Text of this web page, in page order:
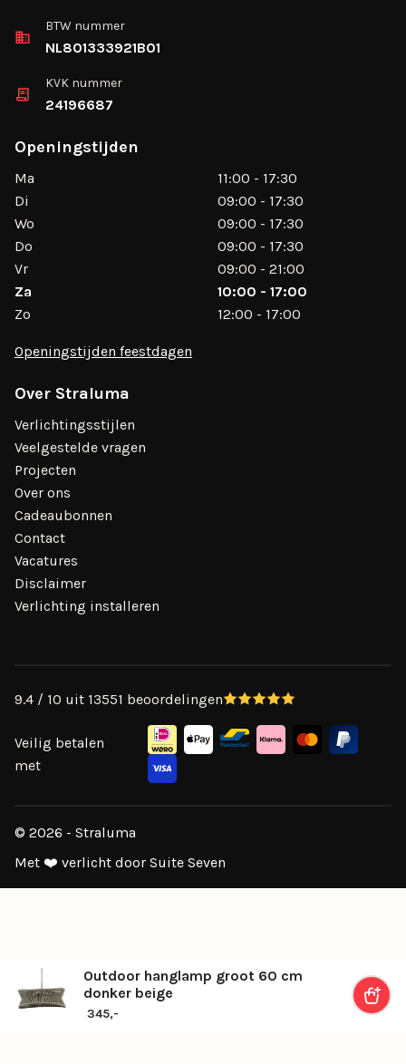
BTW nummer
NL801333921B01
KVK nummer
24196687
Openingstijden
Ma
11:00 - 17:30
Di
09:00 - 17:30
Wo
09:00 - 17:30
Do
09:00 - 17:30
Vr
09:00 - 21:00
Za
10:00 - 17:00
Zo
12:00 - 17:00
Openingstijden feestdagen
Over Straluma
Verlichtingsstijlen
Veelgestelde vragen
Projecten
Over ons
Cadeaubonnen
Contact
Vacatures
Disclaimer
Verlichting installeren
9.4 / 10 uit 13551 beoordelingen
Veilig betalen
met
© 2026 - Straluma
Met ❤️ verlicht door Suite Seven
Outdoor hanglamp groot 60 cm
donker beige
345,-